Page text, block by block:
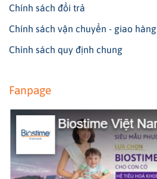
Chính sách đổi trả
Chính sách vận chuyển - giao hàng
Chính sách quy định chung
Fanpage